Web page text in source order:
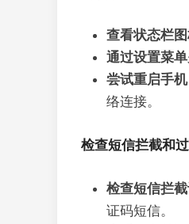
查看状态栏图
通过设置菜单
尝试重启手机
络连接。
检查短信拦截和
检查短信拦截
证码短信。